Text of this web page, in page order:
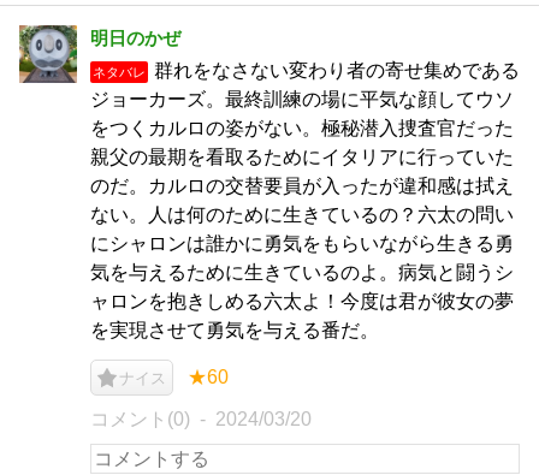
明日のかぜ
ネタバレ
群れをなさない変わり者の寄せ集めである
ジョーカーズ。最終訓練の場に平気な顔してウソ
をつくカルロの姿がない。極秘潜入捜査官だった
親父の最期を看取るためにイタリアに行っていた
のだ。カルロの交替要員が入ったが違和感は拭え
ない。人は何のために生きているの？六太の問い
にシャロンは誰かに勇気をもらいながら生きる勇
気を与えるために生きているのよ。病気と闘うシ
ャロンを抱きしめる六太よ！今度は君が彼女の夢
を実現させて勇気を与える番だ。
ナイス ★60
コメント(0) 2024/03/20